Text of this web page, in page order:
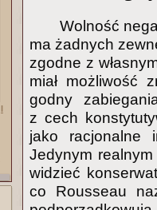
I
Wolność
ma żadnych
zgodne z
miał możliwość
godny
z cech
jako racjonalne
Jedynym
widzieć
co Rousseau